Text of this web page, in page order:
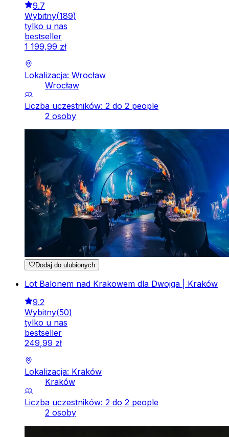
9.7
Wybitny(189)
tylko u nas
bestseller
1 199,99 zł
Lokalizacja: Wrocław
Wrocław
Liczba uczestników: 2 do 2 people
2 osoby
Dodaj do ulubionych
Lot Balonem nad Krakowem dla Dwojga | Kraków
9.2
Wybitny(50)
tylko u nas
bestseller
249,99 zł
Lokalizacja: Kraków
Kraków
Liczba uczestników: 2 do 2 people
2 osoby